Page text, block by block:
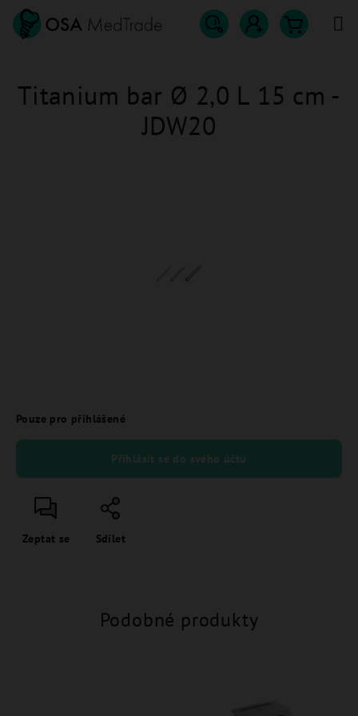
Přejít
obsah
Hledat
košík
Pouze pro přihlášené
Přihlásit se do svého účtu
Zeptat se Sdílet
Titanium bar Ø 2,0 L 15 cm -
JDW20
Podobné produkty